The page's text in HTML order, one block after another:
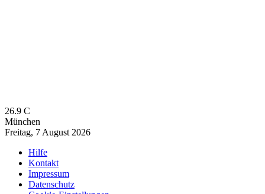
26.9 C
München
Freitag, 7 August 2026
Hilfe
Kontakt
Impressum
Datenschutz